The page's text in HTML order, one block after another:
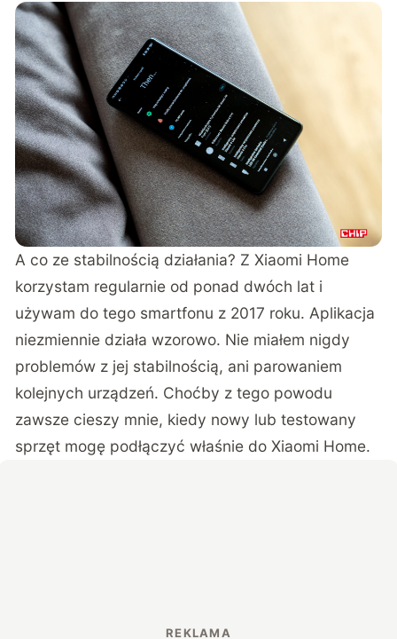
A co ze stabilnością działania? Z Xiaomi Home
korzystam regularnie od ponad dwóch lat i
używam do tego smartfonu z 2017 roku. Aplikacja
niezmiennie działa wzorowo. Nie miałem nigdy
problemów z jej stabilnością, ani parowaniem
kolejnych urządzeń. Choćby z tego powodu
zawsze cieszy mnie, kiedy nowy lub testowany
sprzęt mogę podłączyć właśnie do Xiaomi Home.